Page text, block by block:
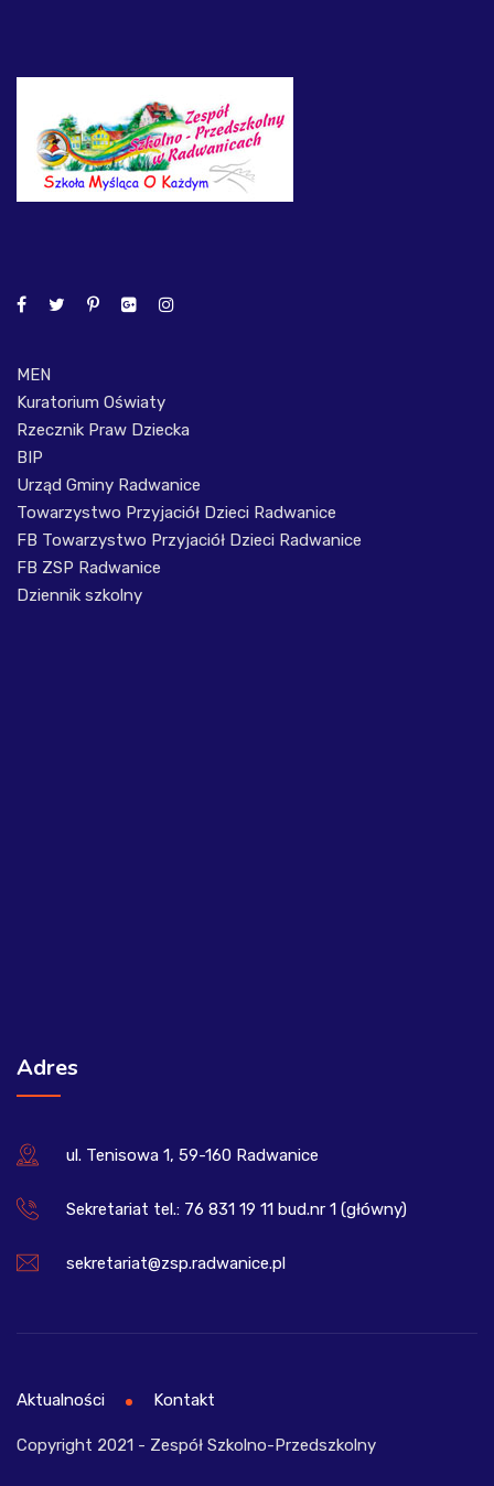
MEN
Kuratorium Oświaty
Rzecznik Praw Dziecka
BIP
Urząd Gminy Radwanice
Towarzystwo Przyjaciół Dzieci Radwanice
FB Towarzystwo Przyjaciół Dzieci Radwanice
FB ZSP Radwanice
Dziennik szkolny
Adres
ul. Tenisowa 1, 59-160 Radwanice
Sekretariat tel.: 76 831 19 11 bud.nr 1 (główny)
sekretariat@zsp.radwanice.pl
Copyright 2021 - Zespół Szkolno-Przedszkolny
Aktualności Kontakt